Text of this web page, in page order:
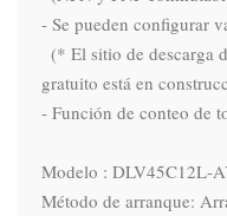
- Se pueden configurar
gratuito está en
- Función de conteo de
Modelo : DLV45C12L-
Método de arranque: